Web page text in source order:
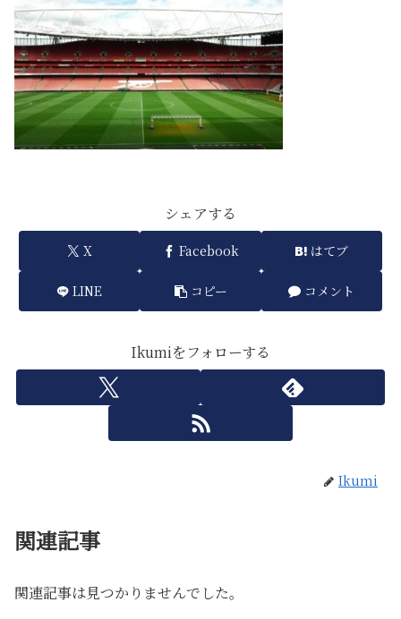
シェアする
X Facebook はてブ
LINE コピー コメント
Ikumiをフォローする
Ikumi
関連記事
関連記事は見つかりませんでした。